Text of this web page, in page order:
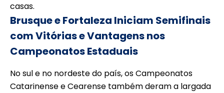
casas.
Brusque e Fortaleza Iniciam Semifinais
com Vitórias e Vantagens nos
Campeonatos Estaduais
No sul e no nordeste do país, os Campeonatos
Catarinense e Cearense também deram a largada